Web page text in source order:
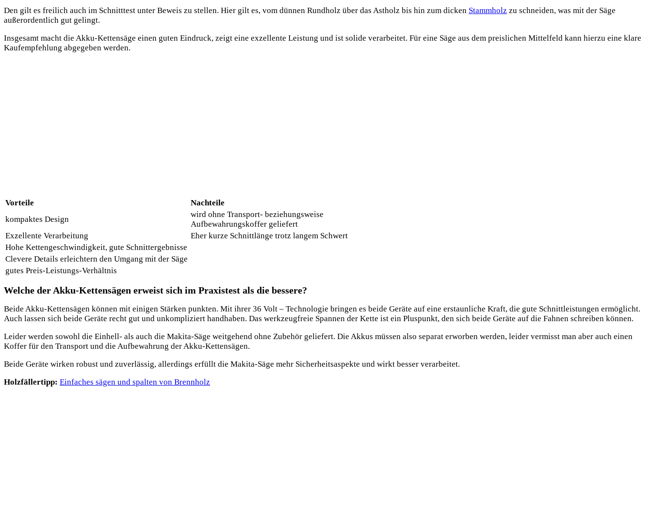
Den gilt es freilich auch im Schnitttest unter Beweis zu stellen. Hier gilt es, vom dünnen Rundholz über das Astholz bis hin zum dicken Stammholz zu schneiden, was mit der Säge
außerordentlich gut gelingt.
Insgesamt macht die Akku-Kettensäge einen guten Eindruck, zeigt eine exzellente Leistung und ist solide verarbeitet. Für eine Säge aus dem preislichen Mittelfeld kann hierzu eine klare
Kaufempfehlung abgegeben werden.
Vorteile
Nachteile
kompaktes Design
wird ohne Transport- beziehungsweise
Aufbewahrungskoffer geliefert
Exzellente Verarbeitung
Eher kurze Schnittlänge trotz langem Schwert
Hohe Kettengeschwindigkeit, gute Schnittergebnisse
Clevere Details erleichtern den Umgang mit der Säge
gutes Preis-Leistungs-Verhältnis
Welche der Akku-Kettensägen erweist sich im Praxistest als die bessere?
Beide Akku-Kettensägen können mit einigen Stärken punkten. Mit ihrer 36 Volt – Technologie bringen es beide Geräte auf eine erstaunliche Kraft, die gute Schnittleistungen ermöglicht.
Auch lassen sich beide Geräte recht gut und unkompliziert handhaben. Das werkzeugfreie Spannen der Kette ist ein Pluspunkt, den sich beide Geräte auf die Fahnen schreiben können.
Leider werden sowohl die Einhell- als auch die Makita-Säge weitgehend ohne Zubehör geliefert. Die Akkus müssen also separat erworben werden, leider vermisst man aber auch einen
Koffer für den Transport und die Aufbewahrung der Akku-Kettensägen.
Beide Geräte wirken robust und zuverlässig, allerdings erfüllt die Makita-Säge mehr Sicherheitsaspekte und wirkt besser verarbeitet.
Holzfällertipp: Einfaches sägen und spalten von Brennholz